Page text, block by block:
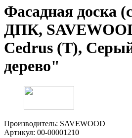
Фасадная доска
ДПК,
Cedrus (Т),
дерево"
Производитель: SAVEWOOD
Артикул: 00-00001210